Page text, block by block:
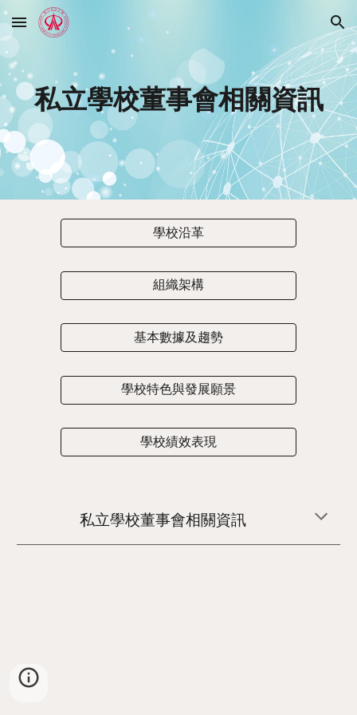
Skip to main content Skip to navigation
私立學校董事會相關資訊
學校沿革
組織架構
基本數據及趨勢
學校特色與發展願景
學校績效表現
私立學校董事會相關資訊